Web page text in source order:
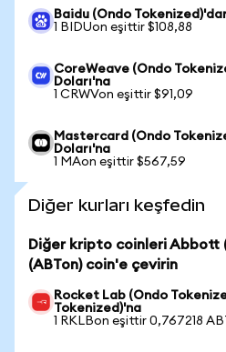
Baidu (Ondo
1 BIDUon eşittir $108,88
CoreWeave (Ondo
Doları'na
1 CRWVon eşittir $91,09
Mastercard (Ondo
Doları'na
1 MAon eşittir $567,59
Diğer kurları keşfedin
Diğer kripto coinleri Abbott
(ABTon) coin'e çevirin
Rocket Lab (Ondo
Tokenized)'na
1 RKLBon eşittir 0,767218